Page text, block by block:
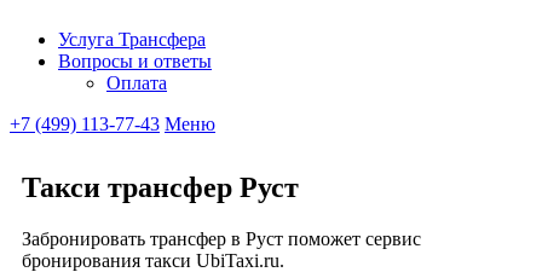
Ubitaxi
Услуга Трансфера
Вопросы и ответы
Оплата
+7 (499) 113-77-43 Меню
Такси трансфер Руст
Забронировать трансфер в Руст поможет сервис
бронирования такси UbiTaxi.ru.